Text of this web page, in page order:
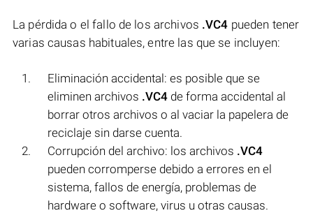
La pérdida o el fallo de los archivos .VC4 pueden tener
varias causas habituales, entre las que se incluyen:
Eliminación accidental: es posible que se
eliminen archivos .VC4 de forma accidental al
borrar otros archivos o al vaciar la papelera de
reciclaje sin darse cuenta.
Corrupción del archivo: los archivos .VC4
pueden corromperse debido a errores en el
sistema, fallos de energía, problemas de
hardware o software, virus u otras causas.